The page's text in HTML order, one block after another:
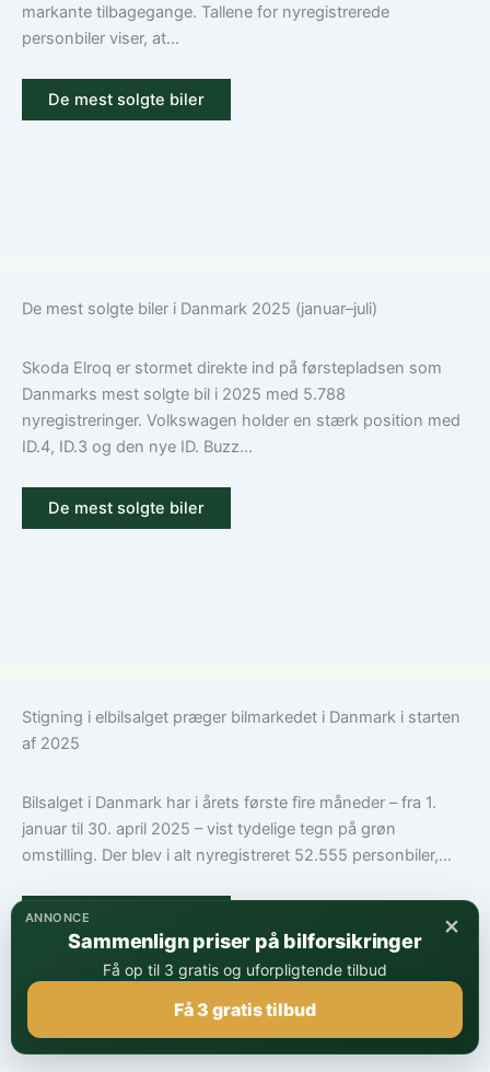
kasko
markante tilbagegange. Tallene for nyregistrerede
personbiler viser, at...
De mest solgte biler
De mest solgte biler i Danmark 2025 (januar–juli)
Skoda Elroq er stormet direkte ind på førstepladsen som
Danmarks mest solgte bil i 2025 med 5.788
nyregistreringer. Volkswagen holder en stærk position med
ID.4, ID.3 og den nye ID. Buzz...
De mest solgte biler
Stigning i elbilsalget præger bilmarkedet i Danmark i starten
af 2025
Bilsalget i Danmark har i årets første fire måneder – fra 1.
januar til 30. april 2025 – vist tydelige tegn på grøn
omstilling. Der blev i alt nyregistreret 52.555 personbiler,...
De mest solgte biler ×
ANNONCE
Sammenlign priser på bilforsikringer
Få op til 3 gratis og uforpligtende tilbud
Få 3 gratis tilbud